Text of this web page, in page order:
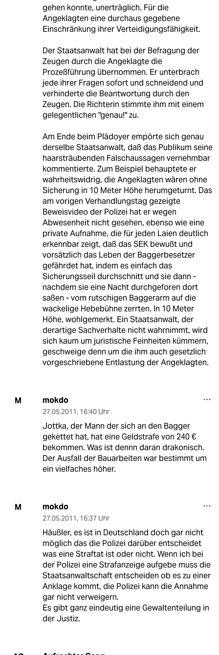
gehen konnte, unerträglich. Für die
Angeklagten eine durchaus gegebene
Einschränkung ihrer Verteidigungsfähigkeit.
Der Staatsanwalt hat bei der Befragung der
Zeugen durch die Angeklagte die
Prozeßführung übernommen. Er unterbrach
jede ihrer Fragen sofort und schneidend und
verhinderte die Beantwortung durch den
Zeugen. Die Richterin stimmte ihm mit einem
gelegentlichen "genau!" zu.
Am Ende beim Plädoyer empörte sich genau
derselbe Staatsanwalt, daß das Publikum seine
haarsträubenden Falschaussagen vernehmbar
kommentierte. Zum Beispiel behauptete er
wahrheitswidrig, die Angeklagten wären ohne
Sicherung in 10 Meter Höhe herumgeturnt. Das
am vorigen Verhandlungstag gezeigte
Beweisvideo der Polizei hat er wegen
Abwesenheit nicht gesehen, ebenso wie eine
private Aufnahme, die für jeden Laien deutlich
erkennbar zeigt, daß das SEK bewußt und
vorsätzlich das Leben der Baggerbesetzer
gefährdet hat, indem es einfach das
Sicherungsseil durchschnitt und sie dann -
nachdem sie eine Nacht durchgeforen dort
saßen - vom rutschigen Baggerarm auf die
wackelige Hebebühne zerrten. In 10 Meter
Höhe, wohlgemerkt. Ein Staatsanwalt, der
derartige Sachverhalte nicht wahrnimmt, wird
sich kaum um juristische Feinheiten kümmern,
geschweige denn um die ihm auch gesetzlich
vorgeschriebene Entlastung der Angeklagten.
M mokdo
27.05.2011, 16:40 Uhr
Jottka, der Mann der sich an den Bagger
gekettet hat, hat eine Geldstrafe von 240 €
bekommen. Was ist dennn daran drakonisch.
Der Ausfall der Bauarbeiten war bestimmt um
ein vielfaches höher.
M mokdo
27.05.2011, 16:37 Uhr
Häußler, es ist in Deutschland doch gar nicht
möglich das die Polizei darüber entscheidet
was eine Straftat ist oder nicht. Wenn ich bei
der Polizei eine Strafanzeige aufgebe muss die
Staatsanwaltschaft entscheiden ob es zu einer
Anklage kommt, die Polizei kann die Annahme
gar nicht verweigern.
Es gibt ganz eindeutig eine Gewaltenteilung in
der Justiz.